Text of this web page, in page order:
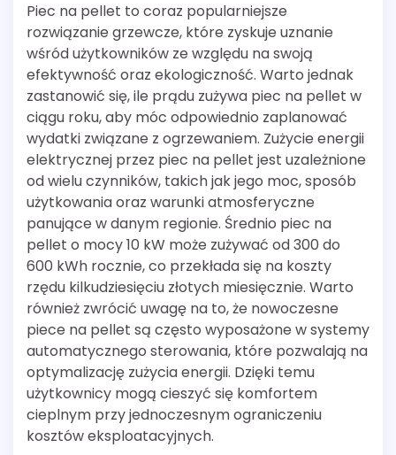
Piec na pellet to coraz popularniejsze
rozwiązanie grzewcze, które zyskuje uznanie
wśród użytkowników ze względu na swoją
efektywność oraz ekologiczność. Warto jednak
zastanowić się, ile prądu zużywa piec na pellet w
ciągu roku, aby móc odpowiednio zaplanować
wydatki związane z ogrzewaniem. Zużycie energii
elektrycznej przez piec na pellet jest uzależnione
od wielu czynników, takich jak jego moc, sposób
użytkowania oraz warunki atmosferyczne
panujące w danym regionie. Średnio piec na
pellet o mocy 10 kW może zużywać od 300 do
600 kWh rocznie, co przekłada się na koszty
rzędu kilkudziesięciu złotych miesięcznie. Warto
również zwrócić uwagę na to, że nowoczesne
piece na pellet są często wyposażone w systemy
automatycznego sterowania, które pozwalają na
optymalizację zużycia energii. Dzięki temu
użytkownicy mogą cieszyć się komfortem
cieplnym przy jednoczesnym ograniczeniu
kosztów eksploatacyjnych.